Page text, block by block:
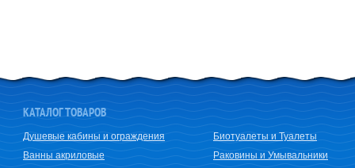
КАТАЛОГ ТОВАРОВ
Душевые кабины и ограждения
Ванны акриловые
Биотуалеты и Туалеты
Раковины и Умывальники